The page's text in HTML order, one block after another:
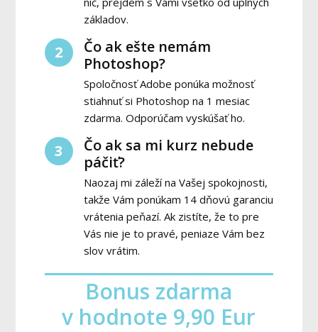
základov.
2
Čo ak ešte nemám
Photoshop?
Spoločnosť Adobe ponúka možnosť
stiahnuť si Photoshop na 1 mesiac
zdarma. Odporúčam vyskúšať ho.
3
Čo ak sa mi kurz nebude
páčiť?
Naozaj mi záleží na Vašej spokojnosti,
takže Vám ponúkam 14 dňovú garanciu
vrátenia peňazí. Ak zistíte, že to pre
Vás nie je to pravé, peniaze Vám bez
slov vrátim.
Bonus zdarma
v hodnote 9,90 Eur